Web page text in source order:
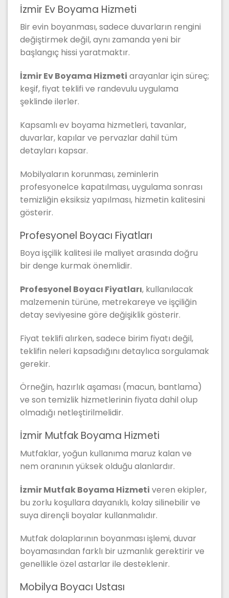
İzmir Ev Boyama Hizmeti
Bir evin boyanması, sadece duvarların rengini
değiştirmek değil, aynı zamanda yeni bir
başlangıç hissi yaratmaktır.
İzmir Ev Boyama Hizmeti arayanlar için süreç;
keşif, fiyat teklifi ve randevulu uygulama
şeklinde ilerler.
Kapsamlı ev boyama hizmetleri, tavanlar,
duvarlar, kapılar ve pervazlar dahil tüm
detayları kapsar.
Mobilyaların korunması, zeminlerin
profesyonelce kapatılması, uygulama sonrası
temizliğin eksiksiz yapılması, hizmetin kalitesini
gösterir.
Profesyonel Boyacı Fiyatları
Boya işçilik kalitesi ile maliyet arasında doğru
bir denge kurmak önemlidir.
Profesyonel Boyacı Fiyatları, kullanılacak
malzemenin türüne, metrekareye ve işçiliğin
detay seviyesine göre değişiklik gösterir.
Fiyat teklifi alırken, sadece birim fiyatı değil,
teklifin neleri kapsadığını detaylıca sorgulamak
gerekir.
Örneğin, hazırlık aşaması (macun, bantlama)
ve son temizlik hizmetlerinin fiyata dahil olup
olmadığı netleştirilmelidir.
İzmir Mutfak Boyama Hizmeti
Mutfaklar, yoğun kullanıma maruz kalan ve
nem oranının yüksek olduğu alanlardır.
İzmir Mutfak Boyama Hizmeti veren ekipler,
bu zorlu koşullara dayanıklı, kolay silinebilir ve
suya dirençli boyalar kullanmalıdır.
Mutfak dolaplarının boyanması işlemi, duvar
boyamasından farklı bir uzmanlık gerektirir ve
genellikle özel astarlar ile desteklenir.
Mobilya Boyacı Ustası